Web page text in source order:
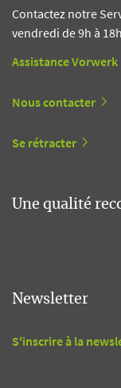
Contactez notre
vendredi de 9h à
Assistance Vorwerk
Nous contacter
Se rétracter
Une qualité
Newsletter
S'inscrire à la